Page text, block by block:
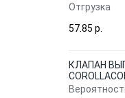
Отгрузка
57.85 p.
КЛАПАН